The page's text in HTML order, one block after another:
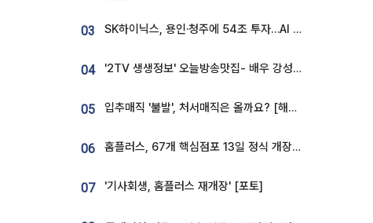
03 SK하이닉스, 용인·청주에 54조 투자…AI 메모리 생산기지 키운다
04 '2TV 생생정보' 오늘방송맛집- 배우 강성진 단골! 쌀국수ㆍ푸팟퐁 커리 맛집 '블○○○'
05 입추매직 '불발', 처서매직은 올까요? [해시태그]
06 홈플러스, 67개 핵심점포 13일 정식 개장…영업 재개 속도
07 '기사회생, 홈플러스 재개장' [포토]